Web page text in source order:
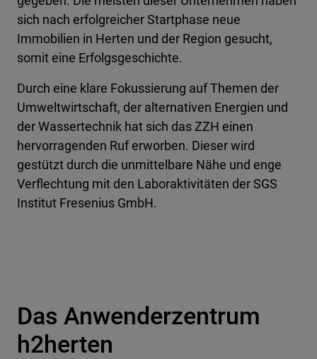
sich nach erfolgreicher Startphase neue
Immobilien in Herten und der Region gesucht,
somit eine Erfolgsgeschichte.
Durch eine klare Fokussierung auf Themen der
Umweltwirtschaft, der alternativen Energien und
der Wassertechnik hat sich das ZZH einen
hervorragenden Ruf erworben. Dieser wird
gestützt durch die unmittelbare Nähe und enge
Verflechtung mit den Laboraktivitäten der SGS
Institut Fresenius GmbH.
Das Anwenderzentrum
h2herten